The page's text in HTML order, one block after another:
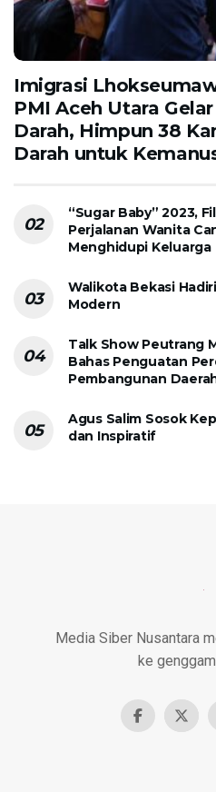
Imigrasi
PMI Aceh Utara
Darah, Himpun 38
Darah untuk
“Sugar Baby” 2023,
Perjalanan Wanita
Menghidupi Keluarga
Walikota Bekasi
Modern
Talk Show Peutrang
Bahas Penguatan
Pembangunan
Agus Salim Sosok
dan Inspiratif
Media Siber Nusantara
ke